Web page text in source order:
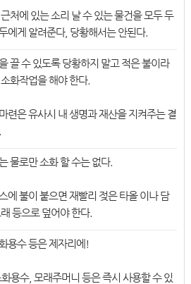
처에 있는 소리 날 수 있는 물건을 모두 두
에게 알려준다, 당황해서는 안된다.
끌 수 있도록 당황하지 말고 적은 불이라
화작업을 해야 한다.
련은 유사시 내 생명과 재산을 지켜주는 결
물로만 소화 할 수는 없다.
에 불이 붙으면 재빨리 젖은 타올 이나 담
등으로 덮어야 한다.
용수 등은 제자리에!
용수, 모래주머니 등은 즉시 사용할 수 있